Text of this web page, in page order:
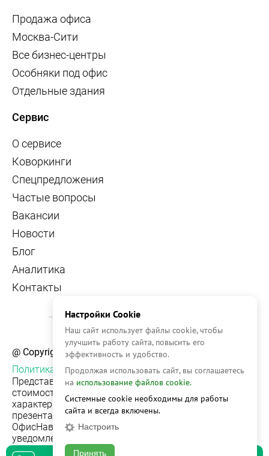
Продажа офиса
Москва-Сити
Все бизнес-центры
Особняки под офис
Отдельные здания
Сервис
О сервисе
Коворкинги
Спецпредложения
Частые вопросы
Вакансии
Новости
Блог
Аналитика
Контакты
@ Copyright, 2026 OFFICE NAVIGATOR
Политика конфиденциальности
Представленная на сайте информация, в т.ч.
стоимости объектов, носит информационный
характер и не является публичной офертой. Условия
презентации объекта недвижимости на сервисе
ОфисНавигатор могут быть изменены без
уведомления.
Настройки Cookie
Наш сайт использует файлы cookie, чтобы
улучшить работу сайта, повысить его
эффективность и удобство.
Продолжая использовать сайт, вы соглашаетесь
на использование файлов cookie.
Системные cookie необходимы для работы
сайта и всегда включены.
Настроить
Принять